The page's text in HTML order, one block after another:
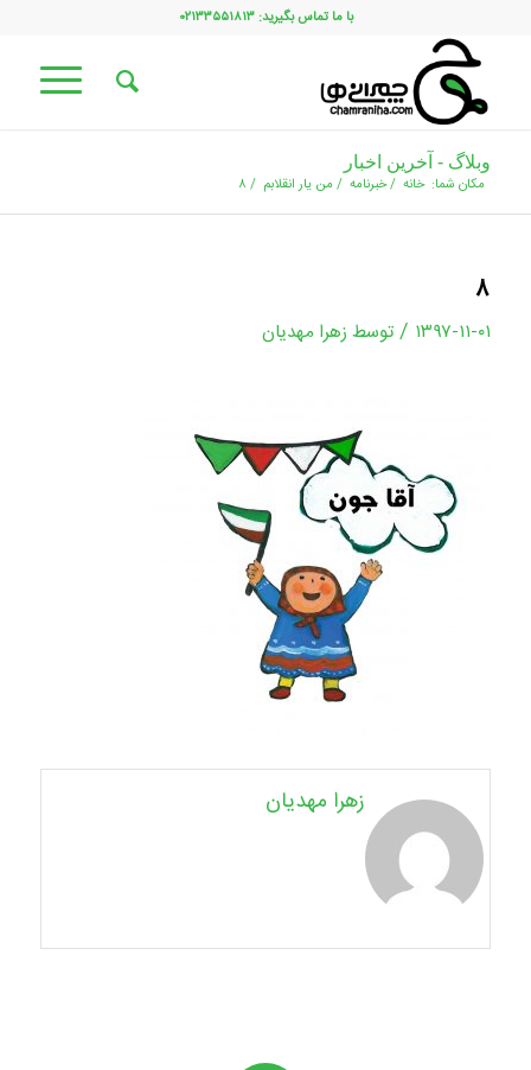
با ما تماس بگیرید: ۰۲۱۳۳۵۵۱۸۱۳
وبلاگ - آخرین اخبار
مکان شما: خانه /خبرنامه / من یار انقلابم / ۸
۸
۱۳۹۷-۱۱-۰۱ / توسط زهرا مهدیان
زهرا مهدیان